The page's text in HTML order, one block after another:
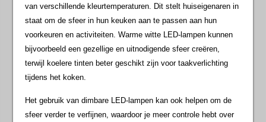
van verschillende kleurtemperaturen. Dit stelt huiseigenaren in
staat om de sfeer in hun keuken aan te passen aan hun
voorkeuren en activiteiten. Warme witte LED-lampen kunnen
bijvoorbeeld een gezellige en uitnodigende sfeer creëren,
terwijl koelere tinten beter geschikt zijn voor taakverlichting
tijdens het koken.
Het gebruik van dimbare LED-lampen kan ook helpen om de
sfeer verder te verfijnen, waardoor je meer controle hebt over